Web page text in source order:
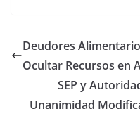
Deudores
Ocultar Recursos en
SEP y
Unanimidad